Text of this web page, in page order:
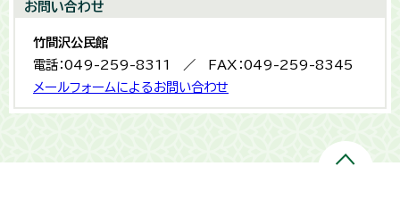
お問い合わせ
竹間沢公民館
電話：049-259-8311 ／ FAX：049-259-8345
メールフォームによるお問い合わせ